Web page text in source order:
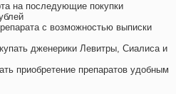
на последующие покупки
с возможностью выписки
дженерики Левитры, Сиалиса и
приобретение препаратов удобным